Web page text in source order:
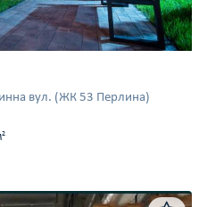
вул. (ЖК 53 Перлина)
2